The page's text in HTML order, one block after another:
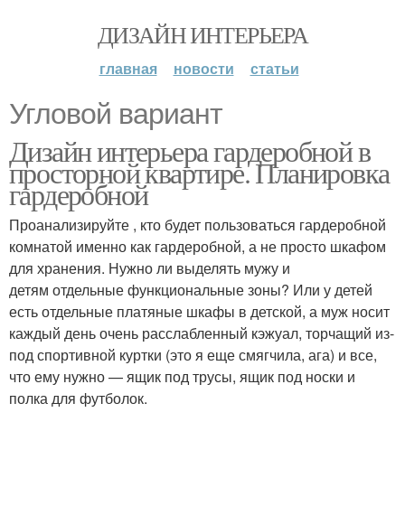
ДИЗАЙН ИНТЕРЬЕРА
главная новости статьи
Угловой вариант
Дизайн интерьера гардеробной в
просторной квартире. Планировка
гардеробной
Проанализируйте , кто будет пользоваться гардеробной
комнатой именно как гардеробной, а не просто шкафом
для хранения. Нужно ли выделять мужу и
детям отдельные функциональные зоны? Или у детей
есть отдельные платяные шкафы в детской, а муж носит
каждый день очень расслабленный кэжуал, торчащий из-
под спортивной куртки (это я еще смягчила, ага) и все,
что ему нужно — ящик под трусы, ящик под носки и
полка для футболок.